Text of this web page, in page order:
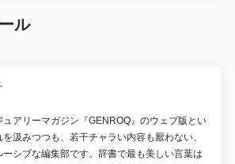
ル
アリーマガジン『GENROQ』のウェブ版とい
汲みつつも、若干チャラい内容も厭わない、
シブな編集部です。辞書で最も美しい言葉は